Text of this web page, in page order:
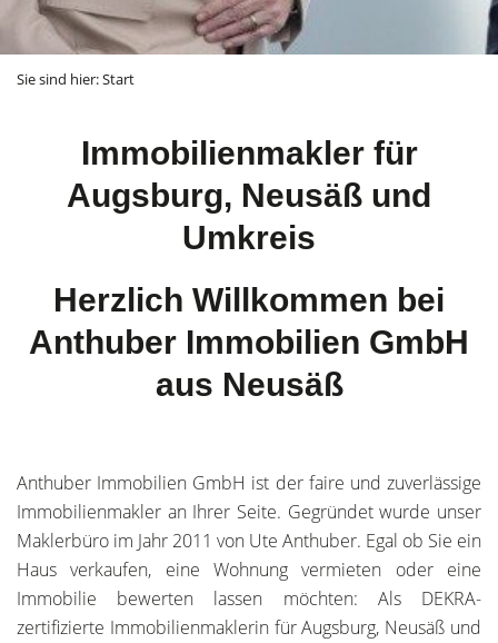
Sie sind hier:Start
Immobilienmakler für
Augsburg, Neusäß und
Umkreis
Herzlich Willkommen bei
Anthuber Immobilien GmbH
aus Neusäß
Anthuber Immobilien GmbH ist der faire und zuverlässige
Immobilienmakler an Ihrer Seite. Gegründet wurde unser
Maklerbüro im Jahr 2011 von Ute Anthuber. Egal ob Sie ein
Haus verkaufen, eine Wohnung vermieten oder eine
Immobilie bewerten lassen möchten: Als DEKRA-
zertifizierte Immobilienmaklerin für Augsburg, Neusäß und